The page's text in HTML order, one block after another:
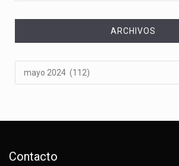
ARCHIVOS
Contacto